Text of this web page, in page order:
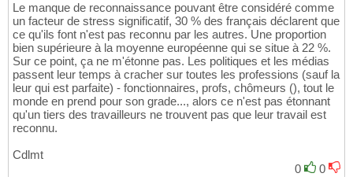
Le manque de reconnaissance pouvant être considéré comme
un facteur de stress significatif, 30 % des français déclarent que
ce qu'ils font n'est pas reconnu par les autres. Une proportion
bien supérieure à la moyenne européenne qui se situe à 22 %.
Sur ce point, ça ne m'étonne pas. Les politiques et les médias
passent leur temps à cracher sur toutes les professions (sauf la
leur qui est parfaite) - fonctionnaires, profs, chômeurs (), tout le
monde en prend pour son grade..., alors ce n'est pas étonnant
qu'un tiers des travailleurs ne trouvent pas que leur travail est
reconnu.
Cdlmt
0
0